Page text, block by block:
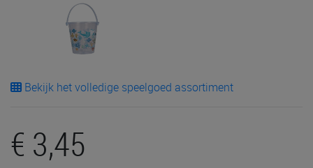
Bekijk het volledige speelgoed assortiment
€ 3,45